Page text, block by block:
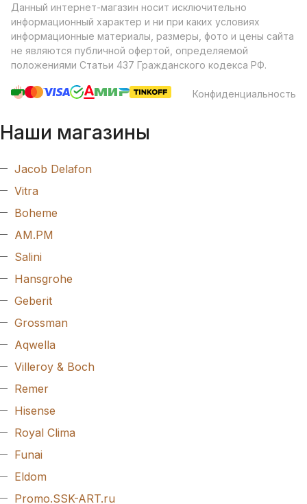
Данный интернет-магазин носит исключительно
информационный характер и ни при каких условиях
информационные материалы, размеры, фото и цены сайта
не являются публичной офертой, определяемой
положениями Статьи 437 Гражданского кодекса РФ.
Конфиденциальность
Наши магазины
Jacob Delafon
Vitra
Boheme
AM.PM
Salini
Hansgrohe
Geberit
Grossman
Aqwella
Villeroy & Boch
Remer
Hisense
Royal Clima
Funai
Eldom
Promo.SSK-ART.ru